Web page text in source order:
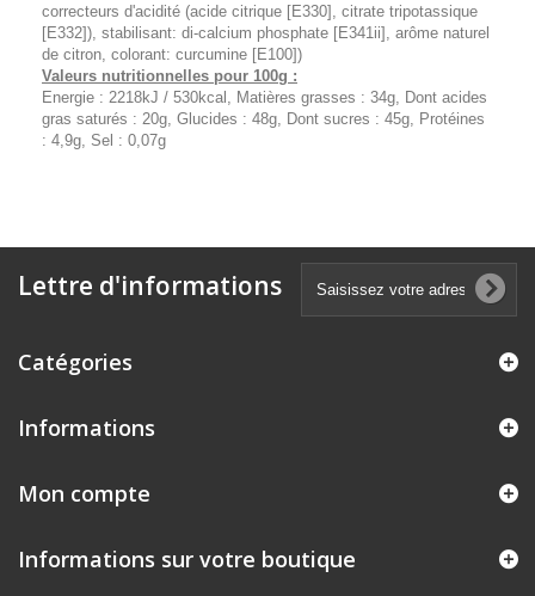
correcteurs d'acidité (acide citrique [E330], citrate tripotassique
[E332]), stabilisant: di-calcium phosphate [E341ii], arôme naturel
de citron, colorant: curcumine [E100])
Valeurs nutritionnelles pour 100g :
Energie : 2218kJ / 530kcal, Matières grasses : 34g, Dont acides
gras saturés : 20g, Glucides : 48g, Dont sucres : 45g, Protéines
: 4,9g, Sel : 0,07g
Lettre d'informations
Catégories
Informations
Mon compte
Informations sur votre boutique